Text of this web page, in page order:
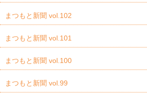
まつもと新聞 vol.102
まつもと新聞 vol.101
まつもと新聞 vol.100
まつもと新聞 vol.99